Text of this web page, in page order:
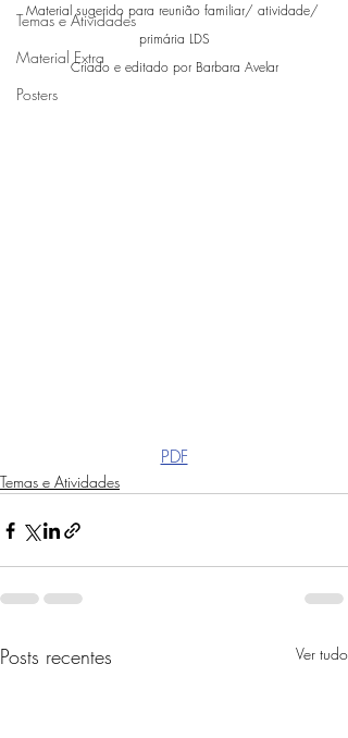
Temas e Atividades
Material Extra
Posters
Material sugerido para reunião familiar/ atividade/
primária LDS
Criado e editado por Barbara Avelar
PDF
Temas e Atividades
Posts recentes Ver tudo